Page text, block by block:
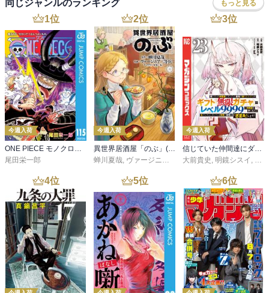
同じジャンルのランキング もっと見る
1位
今週入荷
ONE PIECE モノクロ版 115
尾田栄一郎
2位
今週入荷
異世界居酒屋「のぶ」(22)
蝉川夏哉, ヴァージニア二等兵 ,転
3位
今週入荷
信じていた仲間達にダンジョン奥地で殺されかけたがギフト『無限ガチャ』でレベル９９９９の仲間達を手に入れて元パーティーメンバーと世界に復讐＆『ざまぁ！』します！（２３）
大前貴史 , 明鏡シスイ , ｔ
4位 5位 6位